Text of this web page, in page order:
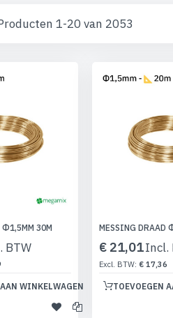
1-20 van 2053
Φ1,5MM 30M
WINKELWAGEN
MESSING DRAAD
€ 21,01
€ 17,36
TOEVOEGEN